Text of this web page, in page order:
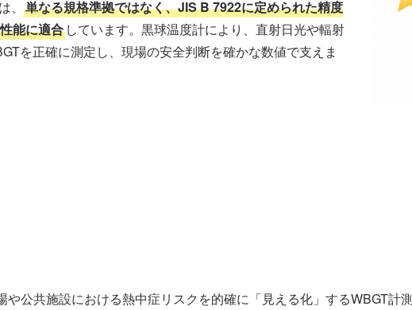
単なる規格準拠ではなく、JIS B 7922に定められた精度
能に適合 しています。黒球温度計により、直射日光や輻射
を正確に測定し、現場の安全判断を確かな数値で支えま
公共施設における熱中症リスクを的確に「見える化」するWBGT計